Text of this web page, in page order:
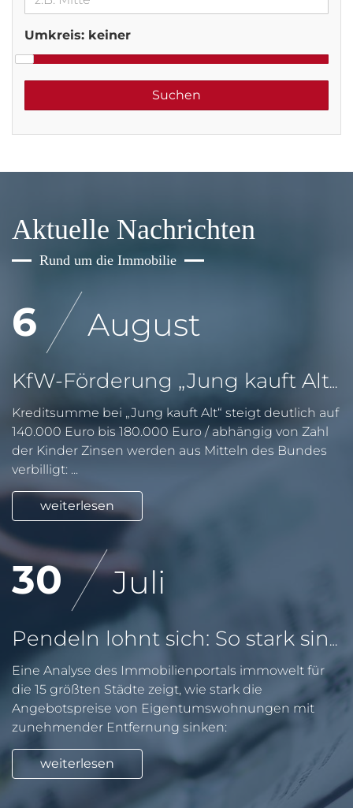
Umkreis: keiner
Aktuelle Nachrichten
Rund um die Immobilie
6 August
KfW-Förderung „Jung kauft Alt“: Höhere Kredite ab August 2026
Kreditsumme bei „Jung kauft Alt“ steigt deutlich auf
140.000 Euro bis 180.000 Euro / abhängig von Zahl
der Kinder Zinsen werden aus Mitteln des Bundes
verbilligt: ...
weiterlesen
30 Juli
Pendeln lohnt sich: So stark sinken Wohnungspreise im Umland
Eine Analyse des Immobilienportals immowelt für
die 15 größten Städte zeigt, wie stark die
Angebotspreise von Eigentumswohnungen mit
zunehmender Entfernung sinken:
weiterlesen